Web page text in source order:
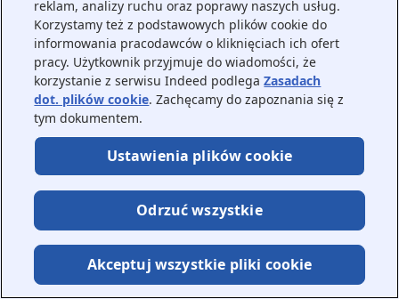
reklam, analizy ruchu oraz poprawy naszych usług.
Korzystamy też z podstawowych plików cookie do
informowania pracodawców o kliknięciach ich ofert
pracy. Użytkownik przyjmuje do wiadomości, że
korzystanie z serwisu Indeed podlegaZasadach
dot. plików cookie. Zachęcamy do zapoznania się z
tym dokumentem.
Ustawienia plików cookie
Odrzuć wszystkie
Akceptuj wszystkie pliki cookie